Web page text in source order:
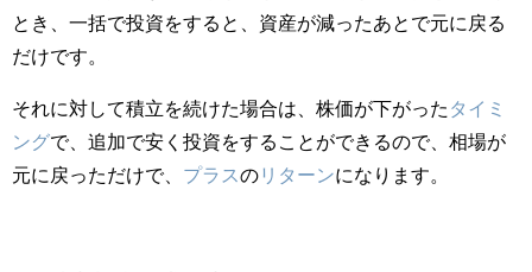
とき、一括で投資をすると、資産が減ったあとで元に戻る
だけです。
それに対して積立を続けた場合は、株価が下がった タイミ
ングで、追加で安く投資をすることができるので、相場が
元に戻っただけで、 プラス のリターンになります。